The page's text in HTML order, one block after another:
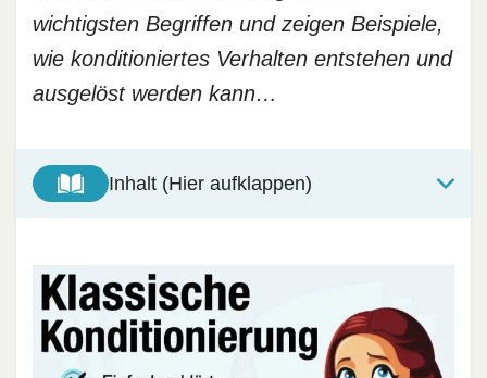
wichtigsten Begriffen und zeigen Beispiele,
wie konditioniertes Verhalten entstehen und
ausgelöst werden kann…
Inhalt (Hier aufklappen)